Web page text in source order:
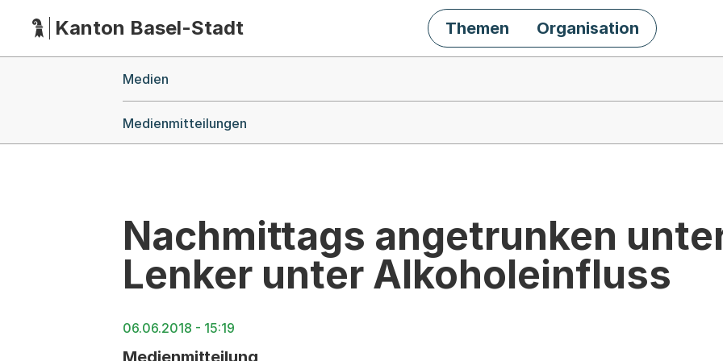
HauptnavigationKanton Basel-Stadt Themen Organisation
Medien
Medienmitteilungen
Nachmittags angetrunken
Lenker unter Alkoholeinfluss
06.06.2018 - 15:19
Medienmitteilung